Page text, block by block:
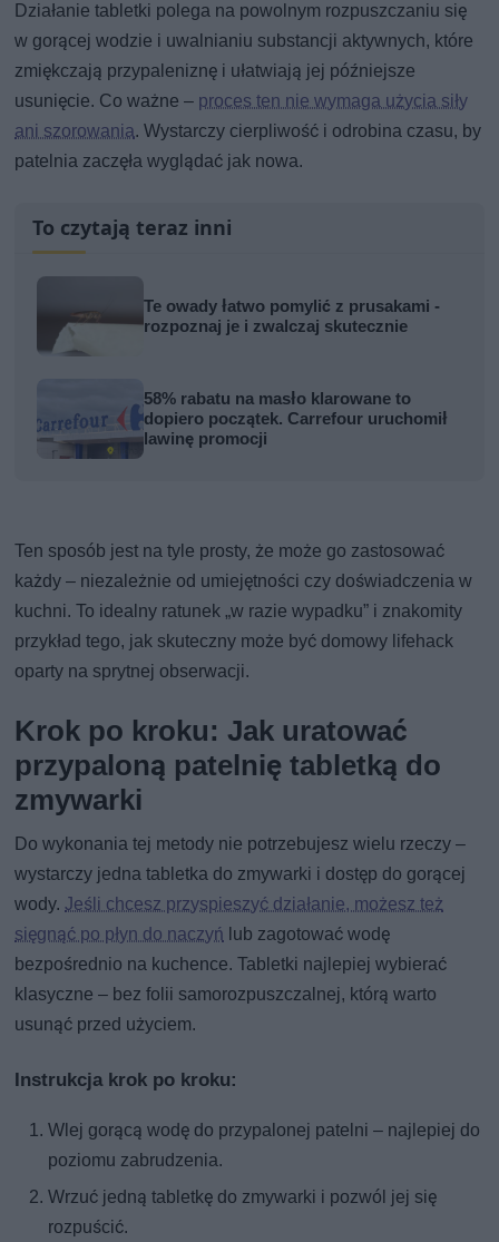
Działanie tabletki polega na powolnym rozpuszczaniu się
w gorącej wodzie i uwalnianiu substancji aktywnych, które
zmiękczają przypaleniznę i ułatwiają jej późniejsze
usunięcie. Co ważne – proces ten nie wymaga użycia siły
ani szorowania. Wystarczy cierpliwość i odrobina czasu, by
patelnia zaczęła wyglądać jak nowa.
To czytają teraz inni
Te owady łatwo pomylić z prusakami -
rozpoznaj je i zwalczaj skutecznie
58% rabatu na masło klarowane to
dopiero początek. Carrefour uruchomił
lawinę promocji
Ten sposób jest na tyle prosty, że może go zastosować
każdy – niezależnie od umiejętności czy doświadczenia w
kuchni. To idealny ratunek „w razie wypadku” i znakomity
przykład tego, jak skuteczny może być domowy lifehack
oparty na sprytnej obserwacji.
Krok po kroku: Jak uratować
przypaloną patelnię tabletką do
zmywarki
Do wykonania tej metody nie potrzebujesz wielu rzeczy –
wystarczy jedna tabletka do zmywarki i dostęp do gorącej
wody.Jeśli chcesz przyspieszyć działanie, możesz też
sięgnąć po płyn do naczyń lub zagotować wodę
bezpośrednio na kuchence. Tabletki najlepiej wybierać
klasyczne – bez folii samorozpuszczalnej, którą warto
usunąć przed użyciem.
Instrukcja krok po kroku:
Wlej gorącą wodę do przypalonej patelni – najlepiej do
poziomu zabrudzenia.
Wrzuć jedną tabletkę do zmywarki i pozwól jej się
rozpuścić.